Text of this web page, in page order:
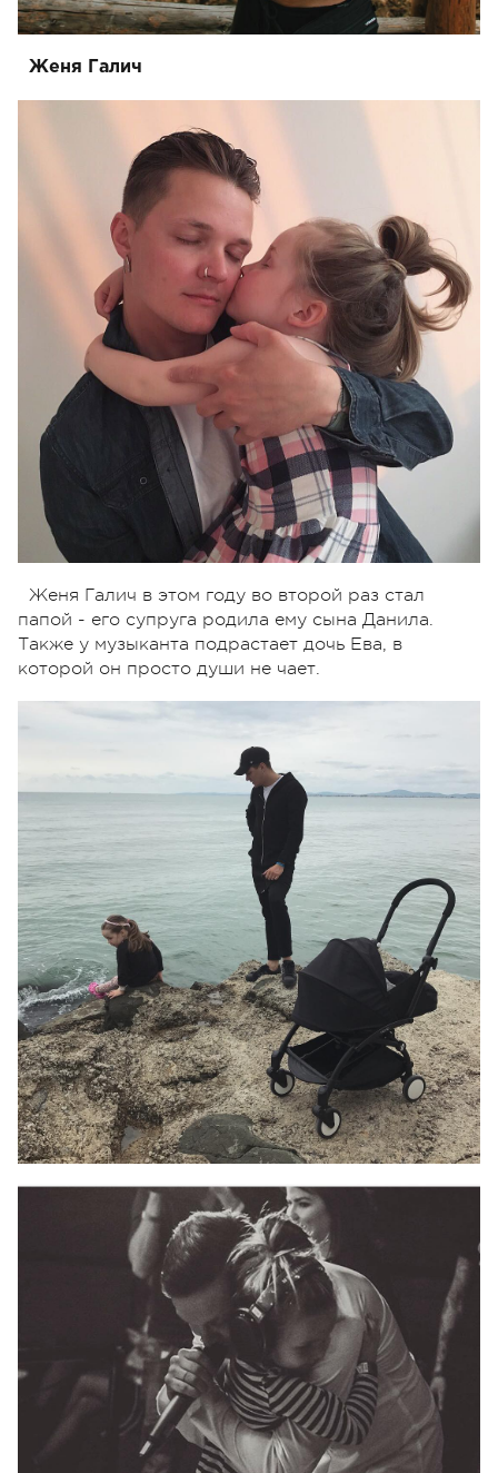
Женя Галич
Женя Галич в этом году во второй раз стал
папой - его супруга родила ему сына Данила.
Также у музыканта подрастает дочь Ева, в
которой он просто души не чает.